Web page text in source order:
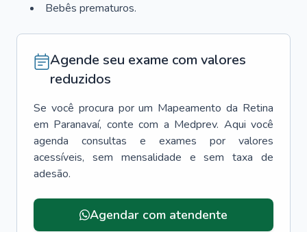
Bebês prematuros.
Agende seu exame com valores
reduzidos
Se você procura por um Mapeamento da Retina
em Paranavaí, conte com a Medprev. Aqui você
agenda consultas e exames por valores
acessíveis, sem mensalidade e sem taxa de
adesão.
Agendar com atendente